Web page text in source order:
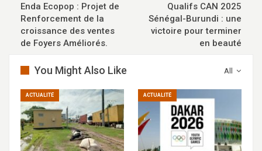
Enda Ecopop : Projet de
Renforcement de la
croissance des ventes
de Foyers Améliorés.
Qualifs CAN 2025
Sénégal-Burundi : une
victoire pour terminer
en beauté
All
You Might Also Like
ACTUALITÉ ACTUALITÉ